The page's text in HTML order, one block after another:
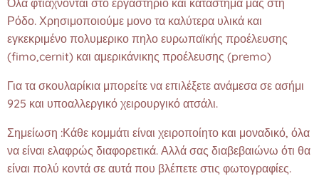
Όλα φτιάχνονται στο εργαστήριο και καταστημα μας στη
Ρόδο. Χρησιμοποιούμε μονο τα καλύτερα υλικά και
εγκεκριμένο πολυμερικο πηλο ευρωπαϊκής προέλευσης
(fimo,cernit) και αμερικάνικης προέλευσης (premo)
Για τα σκουλαρίκια μπορείτε να επιλέξετε ανάμεσα σε ασήμι
925 και υποαλλεργικό χειρουργικό ατσάλι.
Σημείωση :Κάθε κομμάτι είναι χειροποίητο και μοναδικό, όλα
να είναι ελαφρώς διαφορετικά. Αλλά σας διαβεβαιώνω ότι θα
είναι πολύ κοντά σε αυτά που βλέπετε στις φωτογραφίες.❤️